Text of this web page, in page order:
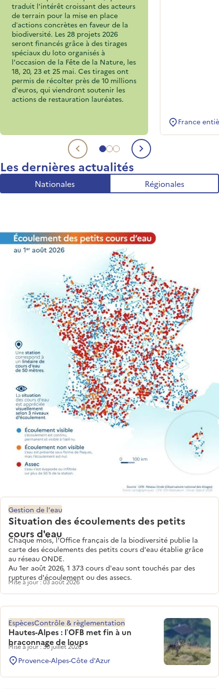
Aller au sujet 1
Aller au sujet 2
Aller au sujet 3
traduit l'intérêt croissant des acteurs
de terrain pour la mise en place
d’actions concrètes en faveur de la
biodiversité. Les 28 projets 2026
seront financés grâce à des tirages
spéciaux du loto organisés à
l'occasion de la Fête de la Nature, les
18, 20, 23 et 25 mai. Ces tirages ont
permis de récolter près de 10 millions
d'euros, qui viendront soutenir les
actions de restauration lauréates.
France
Sujet précédentSujet suivant
Les dernières actualités
Nationales Régionales
Situation des écoulements des petits
cours d'eau
Gestion de l'eau
Chaque mois, l'Office français de la biodiversité publie la
carte des écoulements des petits cours d'eau établie grâce
au réseau ONDE.
Au 1er août 2026, 1 373 cours d'eau sont touchés par des
ruptures d'écoulement ou des assecs.
Mise à jour : 03 août 2026
Hautes-Alpes : l’OFB met fin à un
braconnage de loups
EspècesContrôle & règlementation
Mise à jour : 30 juillet 2026
Provence-Alpes-Côte d'Azur